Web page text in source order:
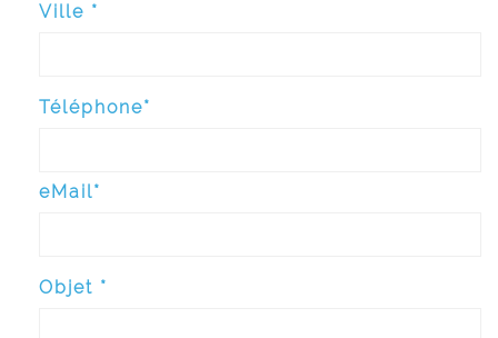
Ville *
Téléphone*
eMail*
Objet *